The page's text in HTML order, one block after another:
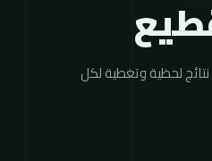
لحظية وتغطية لكل